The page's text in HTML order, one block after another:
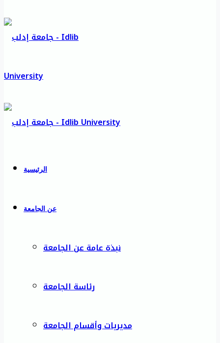
الرئيسية
عن الجامعة
نبذة عامة عن الجامعة
رئاسة الجامعة
مديريات وأقسام الجامعة